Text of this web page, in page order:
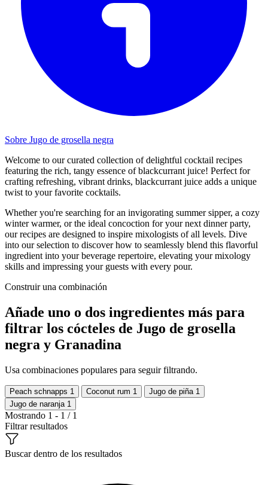
Sobre Jugo de grosella negra
Welcome to our curated collection of delightful cocktail recipes
featuring the rich, tangy essence of blackcurrant juice! Perfect for
crafting refreshing, vibrant drinks, blackcurrant juice adds a unique
twist to your favorite cocktails.
Whether you're searching for an invigorating summer sipper, a cozy
winter warmer, or the ideal concoction for your next dinner party,
our recipes are designed to inspire mixologists of all levels. Dive
into our selection to discover how to seamlessly blend this flavorful
ingredient into your beverage repertoire, elevating your mixology
skills and impressing your guests with every pour.
Construir una combinación
Añade uno o dos ingredientes más para
filtrar los cócteles de Jugo de grosella
negra y Granadina
Usa combinaciones populares para seguir filtrando.
Peach schnapps 1 Coconut rum 1 Jugo de piña 1
Jugo de naranja 1
Mostrando 1 - 1 / 1
Filtrar resultados
Buscar dentro de los resultados